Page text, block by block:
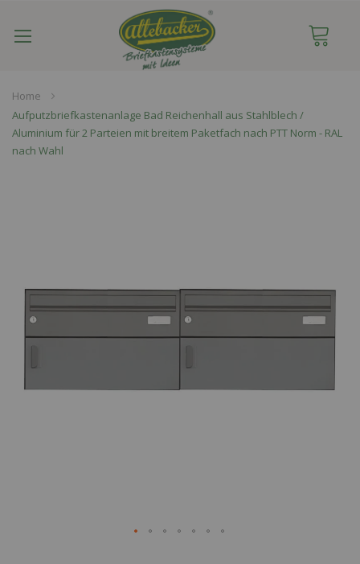
Home
Aufputzbriefkastenanlage Bad Reichenhall aus Stahlblech /
Aluminium für 2 Parteien mit breitem Paketfach nach PTT Norm - RAL
nach Wahl
images
gallery